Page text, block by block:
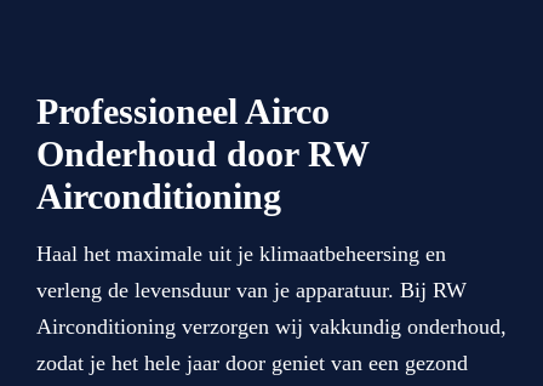
Professioneel Airco
Onderhoud door RW
Airconditioning
Haal het maximale uit je klimaatbeheersing en
verleng de levensduur van je apparatuur. Bij RW
Airconditioning verzorgen wij vakkundig onderhoud,
zodat je het hele jaar door geniet van een gezond